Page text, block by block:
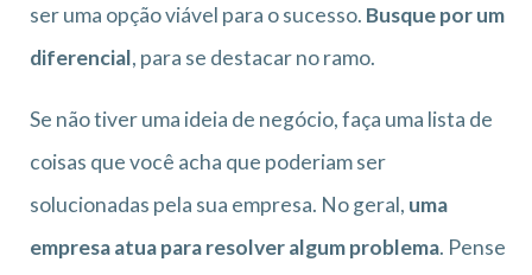
ser uma opção viável para o sucesso. Busque por um
diferencial, para se destacar no ramo.
Se não tiver uma ideia de negócio, faça uma lista de
coisas que você acha que poderiam ser
solucionadas pela sua empresa. No geral, uma
empresa atua para resolver algum problema. Pense